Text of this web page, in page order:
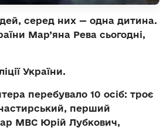
серед них — одна дитина.
Мар’яна Рева сьогодні,
України.
перебувало 10 осіб: троє
перший
МВС Юрій Лубкович,